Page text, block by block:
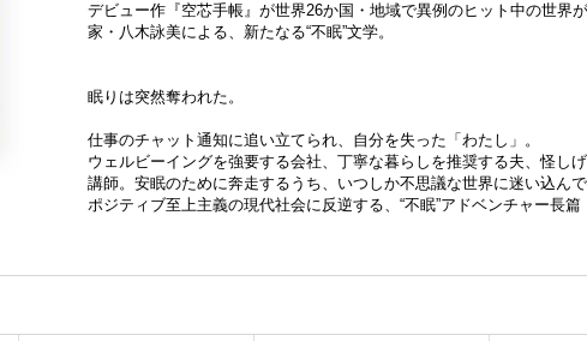
デビュー作『空芯手帳』が世界26か国・地域で異例のヒット中の世界
家・八木詠美による、新たなる“不眠”文学。
眠りは突然奪われた。
仕事のチャット通知に追い立てられ、自分を失った「わたし」。
ウェルビーイングを強要する会社、丁寧な暮らしを推奨する夫、怪し
講師。安眠のために奔走するうち、いつしか不思議な世界に迷い込んで
ポジティブ至上主義の現代社会に反逆する、“不眠”アドベンチャー長篇